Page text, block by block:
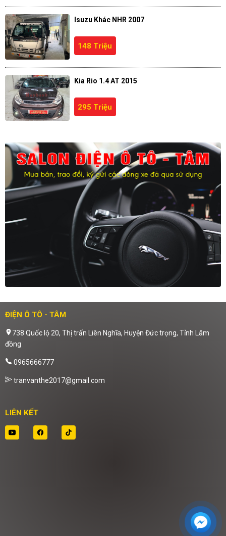
Isuzu Khác NHR 2007
148 Triệu
Kia Rio 1.4 AT 2015
295 Triệu
ĐIỆN Ô TÔ - TÂM
738 Quốc lộ 20, Thị trấn Liên Nghĩa, Huyện Đức trọng, Tỉnh Lâm
đồng
0965666777
tranvanthe2017@gmail.com
LIÊN KẾT